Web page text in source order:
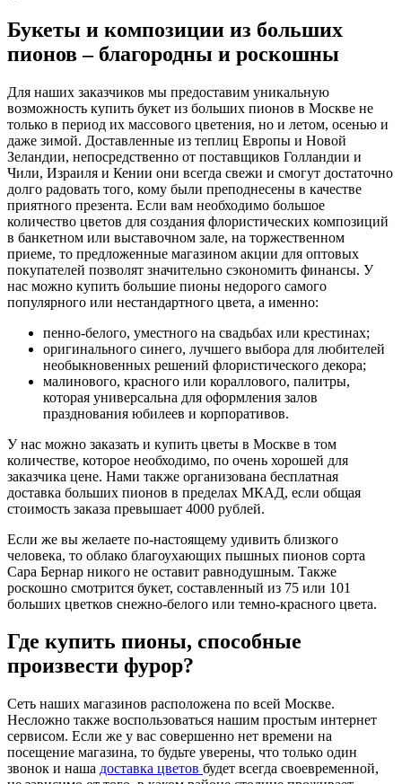
Букеты и композиции из больших
пионов – благородны и роскошны
Для наших заказчиков мы предоставим уникальную
возможность купить букет из больших пионов в Москве не
только в период их массового цветения, но и летом, осенью и
даже зимой. Доставленные из теплиц Европы и Новой
Зеландии, непосредственно от поставщиков Голландии и
Чили, Израиля и Кении они всегда свежи и смогут достаточно
долго радовать того, кому были преподнесены в качестве
приятного презента. Если вам необходимо большое
количество цветов для создания флористических композиций
в банкетном или выставочном зале, на торжественном
приеме, то предложенные магазином акции для оптовых
покупателей позволят значительно сэкономить финансы. У
нас можно купить большие пионы недорого самого
популярного или нестандартного цвета, а именно:
пенно-белого, уместного на свадьбах или крестинах;
оригинального синего, лучшего выбора для любителей
необыкновенных решений флористического декора;
малинового, красного или кораллового, палитры,
которая универсальна для оформления залов
празднования юбилеев и корпоративов.
У нас можно заказать и купить цветы в Москве в том
количестве, которое необходимо, по очень хорошей для
заказчика цене. Нами также организована бесплатная
доставка больших пионов в пределах МКАД, если общая
стоимость заказа превышает 4000 рублей.
Если же вы желаете по-настоящему удивить близкого
человека, то облако благоухающих пышных пионов сорта
Сара Бернар никого не оставит равнодушным. Также
роскошно смотрится букет, составленный из 75 или 101
больших цветков снежно-белого или темно-красного цвета.
Где купить пионы, способные
произвести фурор?
Сеть наших магазинов расположена по всей Москве.
Несложно также воспользоваться нашим простым интернет
сервисом. Если же у вас совершенно нет времени на
посещение магазина, то будьте уверены, что только один
звонок и наша доставка цветов будет всегда своевременной,